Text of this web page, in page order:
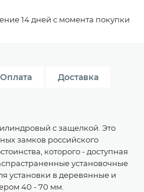
14 дней с момента покупки
Оплата Доставка
c защелкой. Это
замков российского
которого - доступная
установочные
установки в деревянные и
40 - 70 мм.